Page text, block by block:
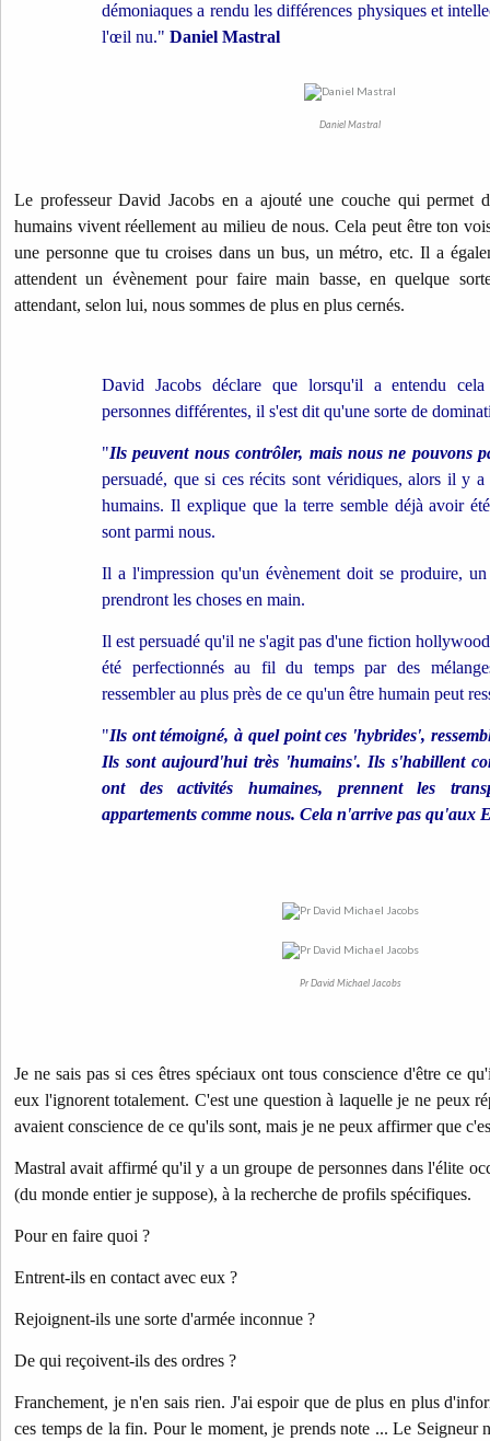
démoniaques a rendu les différences physiques et
l'œil nu." Daniel Mastral
Daniel Mastral
Le professeur David Jacobs en a ajouté une couche qui permet
humains vivent réellement au milieu de nous. Cela peut être ton
une personne que tu croises dans un bus, un métro, etc. Il a
attendent un évènement pour faire main basse, en quelque
attendant, selon lui, nous sommes de plus en plus cernés.
David Jacobs déclare que lorsqu'il a entendu
personnes différentes, il s'est dit qu'une sorte de
"Ils peuvent nous contrôler, mais nous ne pouvons
persuadé, que si ces récits sont véridiques, alors il y
humains. Il explique que la terre semble déjà avoir
sont parmi nous.
Il a l'impression qu'un évènement doit se produire,
prendront les choses en main.
Il est persuadé qu'il ne s'agit pas d'une fiction
été perfectionnés au fil du temps par des
ressembler au plus près de ce qu'un être humain peut
"Ils ont témoigné, à quel point ces 'hybrides',
Ils sont aujourd'hui très 'humains'. Ils s'habillent
ont des activités humaines, prennent les
appartements comme nous. Cela n'arrive pas qu'aux
Pr David Michael Jacobs
Je ne sais pas si ces êtres spéciaux ont tous conscience d'être ce
eux l'ignorent totalement. C'est une question à laquelle je ne peux
avaient conscience de ce qu'ils sont, mais je ne peux affirmer que
Mastral avait affirmé qu'il y a un groupe de personnes dans l'élite
(du monde entier je suppose), à la recherche de profils spécifiques.
Pour en faire quoi ?
Entrent-ils en contact avec eux ?
Rejoignent-ils une sorte d'armée inconnue ?
De qui reçoivent-ils des ordres ?
Franchement, je n'en sais rien. J'ai espoir que de plus en plus
ces temps de la fin. Pour le moment, je prends note ... Le Seigneur